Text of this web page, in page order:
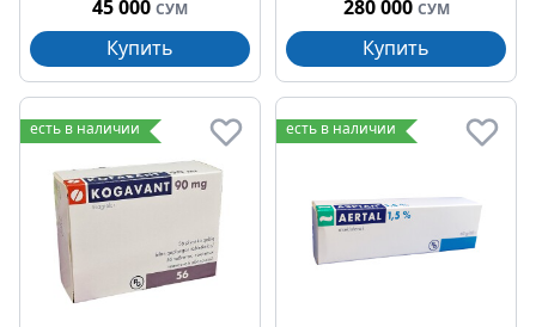
45 000 СУМ
Купить
280 000 СУМ
Купить
есть в наличии есть в наличии